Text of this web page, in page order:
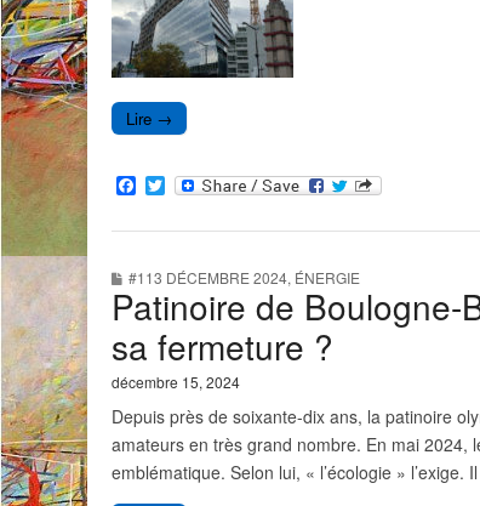
Lire →
F
a
c
o
o
k
T
w
i
e
r
#113 DÉCEMBRE 2024, ÉNERGIE
Patinoire de Boulogne-
sa fermeture ?
décembre 15, 2024
Depuis près de soixante-dix ans, la patinoire
amateurs en très grand nombre. En mai 2024,
emblématique. Selon lui, « l’écologie »